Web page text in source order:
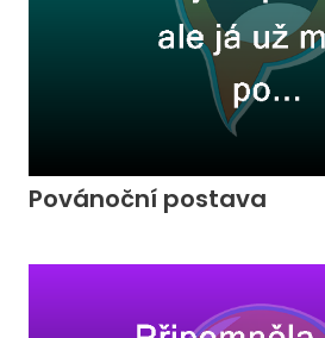
Povánoční postava